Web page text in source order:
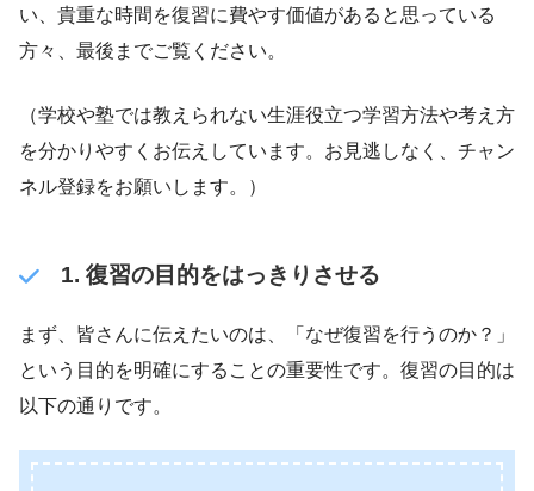
い、貴重な時間を復習に費やす価値があると思っている
方々、最後までご覧ください。
（学校や塾では教えられない生涯役立つ学習方法や考え方
を分かりやすくお伝えしています。お見逃しなく、チャン
ネル登録をお願いします。）
1. 復習の目的をはっきりさせる
まず、皆さんに伝えたいのは、「なぜ復習を行うのか？」
という目的を明確にすることの重要性です。復習の目的は
以下の通りです。